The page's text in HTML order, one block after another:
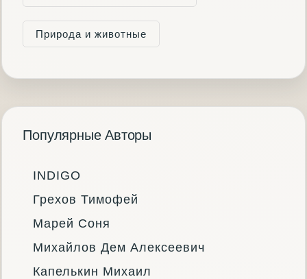
Природа и животные
Популярные Авторы
INDIGO
Грехов Тимофей
Марей Соня
Михайлов Дем Алексеевич
Капелькин Михаил